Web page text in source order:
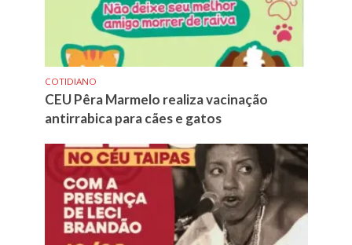
COTIDIANO
CEU Pêra Marmelo realiza vacinação
antirrabica para cães e gatos